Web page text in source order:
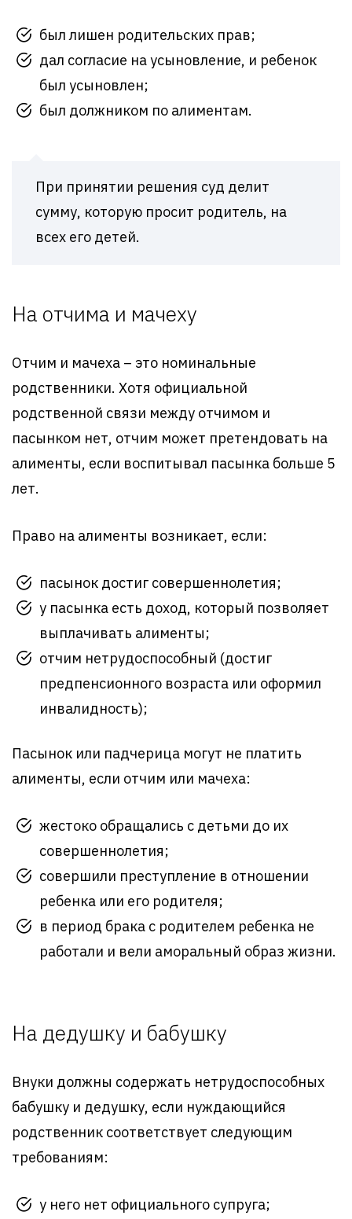
был лишен родительских прав;
дал согласие на усыновление, и ребенок
был усыновлен;
был должником по алиментам.
При принятии решения суд делит
сумму, которую просит родитель, на
всех его детей.
На отчима и мачеху
Отчим и мачеха – это номинальные
родственники. Хотя официальной
родственной связи между отчимом и
пасынком нет, отчим может претендовать на
алименты, если воспитывал пасынка больше 5
лет.
Право на алименты возникает, если:
пасынок достиг совершеннолетия;
у пасынка есть доход, который позволяет
выплачивать алименты;
отчим нетрудоспособный (достиг
предпенсионного возраста или оформил
инвалидность);
Пасынок или падчерица могут не платить
алименты, если отчим или мачеха:
жестоко обращались с детьми до их
совершеннолетия;
совершили преступление в отношении
ребенка или его родителя;
в период брака с родителем ребенка не
работали и вели аморальный образ жизни.
На дедушку и бабушку
Внуки должны содержать нетрудоспособных
бабушку и дедушку, если нуждающийся
родственник соответствует следующим
требованиям:
у него нет официального супруга;